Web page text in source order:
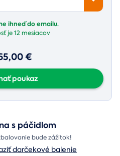
ihneď do emailu.
je12 mesiacov
€
poukaz
s páčidlom
bude zážitok!
darčekové balenie